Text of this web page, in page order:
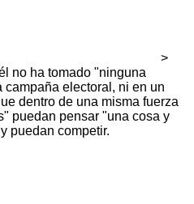
>
no ha tomado "ninguna
electoral, ni en un
dentro de una misma fuerza
puedan pensar "una cosa y
puedan competir.